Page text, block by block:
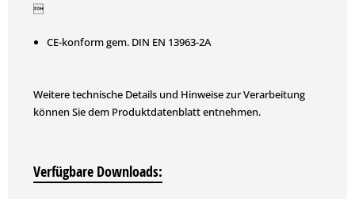

CE-konform gem. DIN EN 13963-2A
Weitere technische Details und Hinweise zur Verarbeitung
können Sie dem Produktdatenblatt entnehmen.
Verfügbare Downloads: